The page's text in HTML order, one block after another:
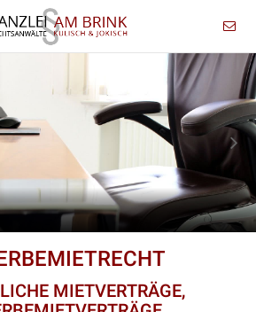
MIETVERTRÄGE,